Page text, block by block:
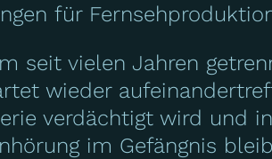
für
seit vielen Jahren
wieder
verdächtigt wird und
im Gefängnis